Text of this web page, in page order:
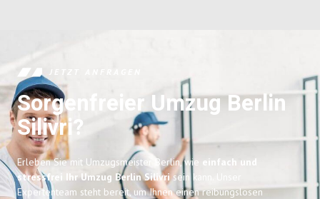
JETZT ANFRAGEN
Sorgenfreier Umzug Berlin
Silivri?
Erleben Sie mit Umzugsmeister Berlin, wie einfach und
stressfrei Ihr Umzug Berlin Silivrisein kann. Unser
Expertenteam steht bereit, um Ihnen einen reibungslosen